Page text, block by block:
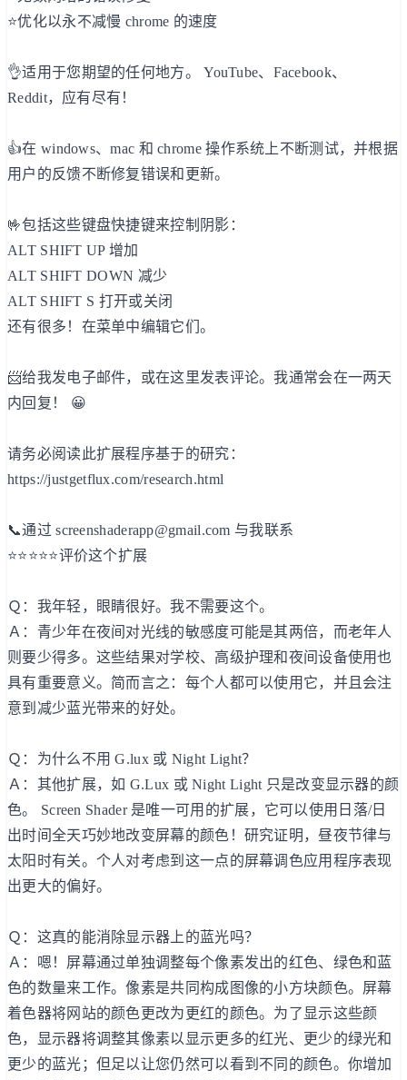
⭐优化以永不减慢 chrome 的速度
👌适用于您期望的任何地方。 YouTube、Facebook、
Reddit，应有尽有！
👍在 windows、mac 和 chrome 操作系统上不断测试，并根据
用户的反馈不断修复错误和更新。
🤟包括这些键盘快捷键来控制阴影：
ALT SHIFT UP 增加
ALT SHIFT DOWN 减少
ALT SHIFT S 打开或关闭
还有很多！在菜单中编辑它们。
📨给我发电子邮件，或在这里发表评论。我通常会在一两天
内回复！ 😀
请务必阅读此扩展程序基于的研究：
https://justgetflux.com/research.html
📞通过 screenshaderapp@gmail.com 与我联系
⭐⭐⭐⭐⭐评价这个扩展
Ｑ：我年轻，眼睛很好。我不需要这个。
Ａ：青少年在夜间对光线的敏感度可能是其两倍，而老年人
则要少得多。这些结果对学校、高级护理和夜间设备使用也
具有重要意义。简而言之：每个人都可以使用它，并且会注
意到减少蓝光带来的好处。
Ｑ：为什么不用 G.lux 或 Night Light？
Ａ：其他扩展，如 G.Lux 或 Night Light 只是改变显示器的颜
色。 Screen Shader 是唯一可用的扩展，它可以使用日落/日
出时间全天巧妙地改变屏幕的颜色！研究证明，昼夜节律与
太阳时有关。个人对考虑到这一点的屏幕调色应用程序表现
出更大的偏好。
Ｑ：这真的能消除显示器上的蓝光吗？
Ａ：嗯！屏幕通过单独调整每个像素发出的红色、绿色和蓝
色的数量来工作。像素是共同构成图像的小方块颜色。屏幕
着色器将网站的颜色更改为更红的颜色。为了显示这些颜
色，显示器将调整其像素以显示更多的红光、更少的绿光和
更少的蓝光；但足以让您仍然可以看到不同的颜色。你增加